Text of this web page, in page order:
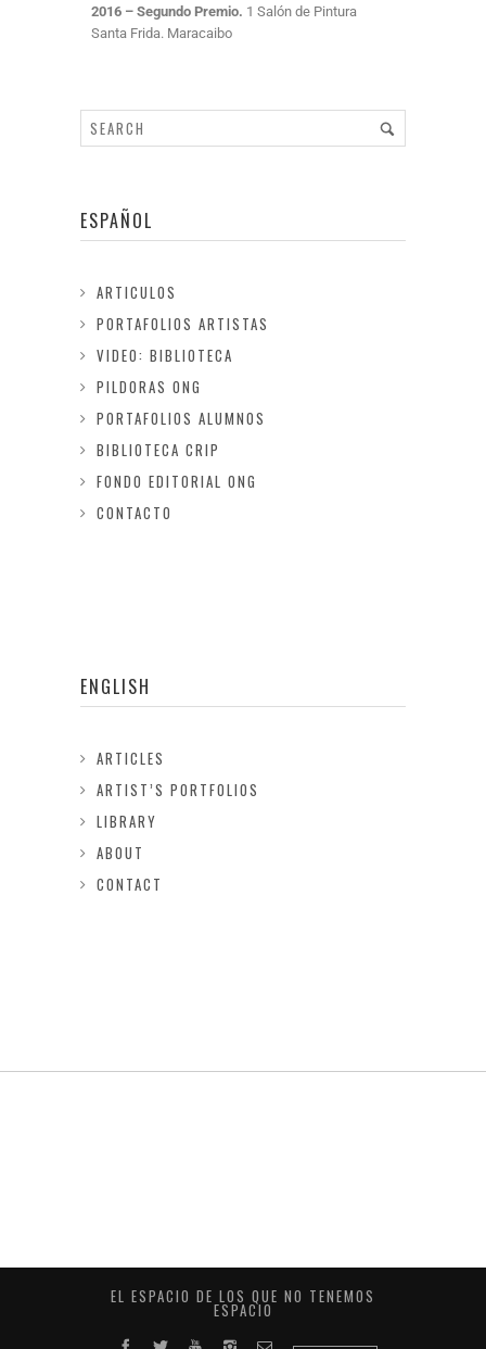
2016 – Segundo Premio. 1 Salón de Pintura
Santa Frida. Maracaibo
ESPAÑOL
ARTICULOS
PORTAFOLIOS ARTISTAS
VIDEO: BIBLIOTECA
PILDORAS ONG
PORTAFOLIOS ALUMNOS
BIBLIOTECA CRIP
FONDO EDITORIAL ONG
CONTACTO
ENGLISH
ARTICLES
ARTIST’S PORTFOLIOS
LIBRARY
ABOUT
CONTACT
EL ESPACIO DE LOS QUE NO TENEMOS
ESPACIO